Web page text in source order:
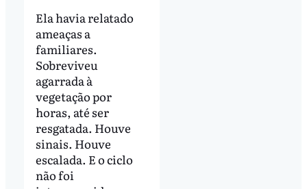
Ela havia relatado
ameaças a
familiares.
Sobreviveu
agarrada à
vegetação por
horas, até ser
resgatada. Houve
sinais. Houve
escalada. E o ciclo
não foi